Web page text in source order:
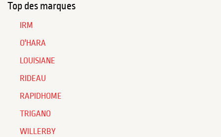
Top des marques
IRM
O'HARA
LOUISIANE
RIDEAU
RAPIDHOME
TRIGANO
WILLERBY